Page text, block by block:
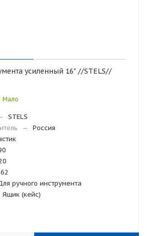
усиленный 16" //STELS//
Мало
STELS
—
Россия
ручного инструмента
Ящик (кейс)